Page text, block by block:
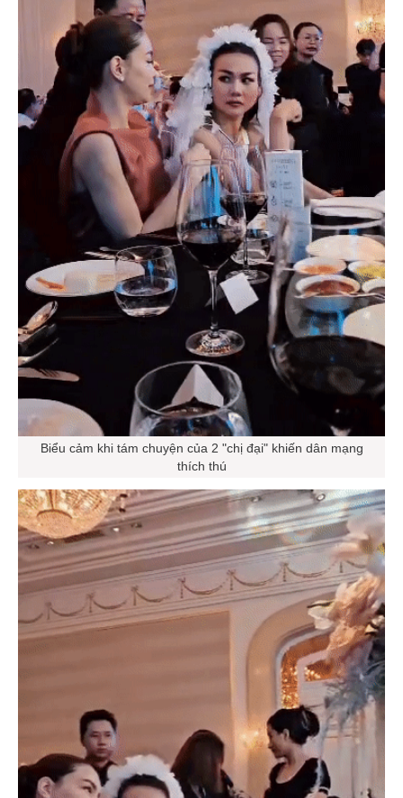
Biểu cảm khi tám chuyện của 2 "chị đại" khiến dân mạng
thích thú